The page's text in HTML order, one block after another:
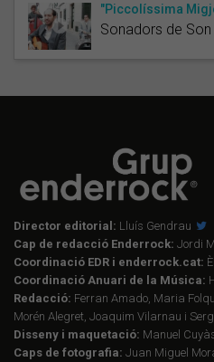
"Piccolíssima
Sonadors de
Director editorial: Lluís Gendrau
Cap de redacció Enderrock: Jordi
Coordinació EDR i enderrock.cat:
Coordinació Anuari de la Música:
Redacció: Ferran Amado, Maria
Morén Alegret, Joaquim Vilarnau i
Disseny i maquetació: Manuel
Caps de fotografia: Juan Miguel